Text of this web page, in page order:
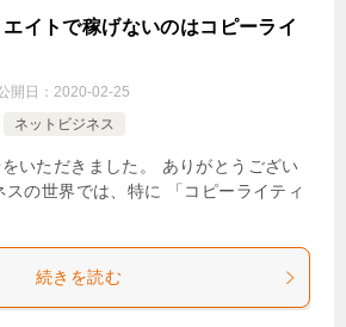
イトで稼げないのはコピーライ
開日： 2020-02-25
ネットビジネス
いただきました。 ありがとうござい
スの世界では、特に 「コピーライティ
続きを読む